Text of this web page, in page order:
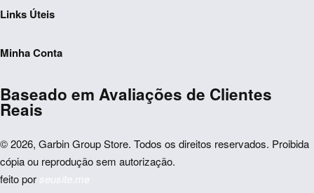
Links Úteis
Sobre Nós
Dúvidas Frequentes
Políticas do Site
Fale Conosco
Minha Conta
Meus Pedidos
Esqueci Minha Senha
Baseado em Avaliações de Clientes
Reais
© 2026, Garbin Group Store. Todos os direitos reservados. Proibida
cópia ou reprodução sem autorização.
feito por seusite.me